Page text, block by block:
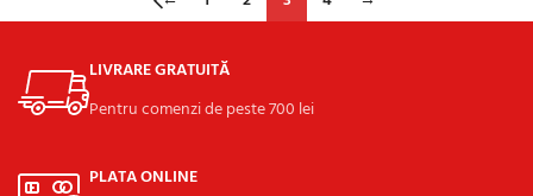
LIVRARE GRATUITĂ
Pentru comenzi de peste 700 lei
PLATA ONLINE